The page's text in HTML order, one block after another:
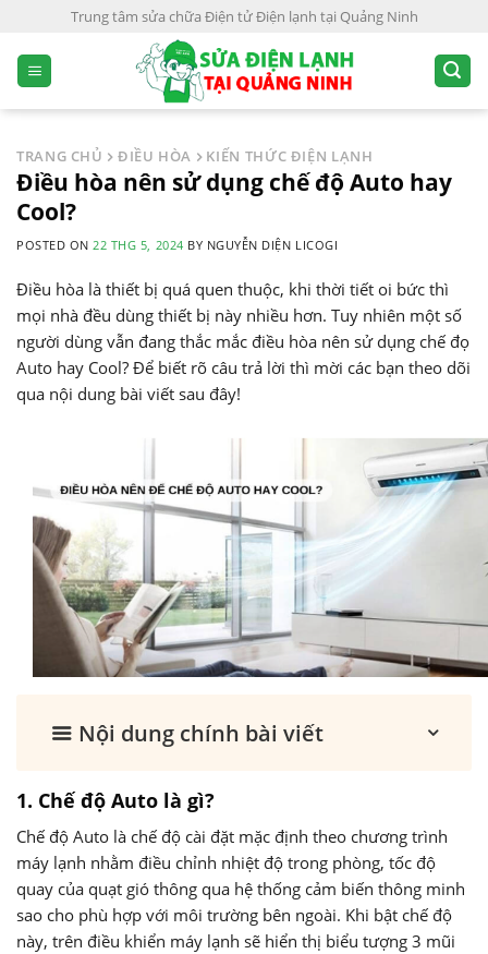
Trung tâm sửa chữa Điện tử Điện lạnh tại Quảng Ninh
TRANG CHỦ ĐIỀU HÒA KIẾN THỨC ĐIỆN LẠNH
Điều hòa nên sử dụng chế độ Auto hay
Cool?
POSTED ON 22 THG 5, 2024 BY NGUYỄN DIỆN LICOGI
Điều hòa là thiết bị quá quen thuộc, khi thời tiết oi bức thì
mọi nhà đều dùng thiết bị này nhiều hơn. Tuy nhiên một số
người dùng vẫn đang thắc mắc điều hòa nên sử dụng chế đọ
Auto hay Cool? Để biết rõ câu trả lời thì mời các bạn theo dõi
qua nội dung bài viết sau đây!
Nội dung chính bài viết
1. Chế độ Auto là gì?
Chế độ Auto là chế độ cài đặt mặc định theo chương trình
máy lạnh nhằm điều chỉnh nhiệt độ trong phòng, tốc độ
quay của quạt gió thông qua hệ thống cảm biến thông minh
sao cho phù hợp với môi trường bên ngoài. Khi bật chế độ
này, trên điều khiển máy lạnh sẽ hiển thị biểu tượng 3 mũi